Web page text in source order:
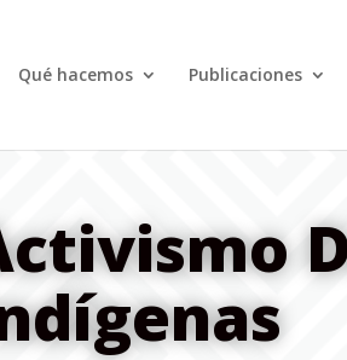
Qué hacemos Publicaciones